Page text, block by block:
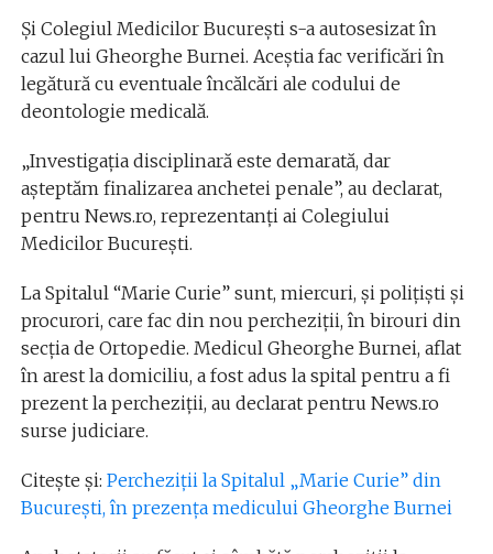
Şi Colegiul Medicilor Bucureşti s-a autosesizat în
cazul lui Gheorghe Burnei. Aceștia fac verificări în
legătură cu eventuale încălcări ale codului de
deontologie medicală.
„Investigaţia disciplinară este demarată, dar
aşteptăm finalizarea anchetei penale”, au declarat,
pentru News.ro, reprezentanţi ai Colegiului
Medicilor Bucureşti.
La Spitalul “Marie Curie” sunt, miercuri, şi poliţişti şi
procurori, care fac din nou percheziţii, în birouri din
secţia de Ortopedie. Medicul Gheorghe Burnei, aflat
în arest la domiciliu, a fost adus la spital pentru a fi
prezent la percheziţii, au declarat pentru News.ro
surse judiciare.
Citește și: Percheziții la Spitalul „Marie Curie” din
București, în prezența medicului Gheorghe Burnei